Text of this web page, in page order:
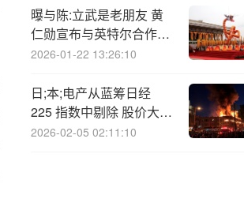
曝与陈:立武是老朋友 黄
仁勋宣布与英特尔合作将
撬动500亿美元市场
2026-01-22 13:26:10
日;本;电产从蓝筹日经
225 指数中剔除 股价大跌
20%
2026-02-05 02:11:10